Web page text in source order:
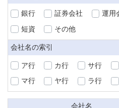
銀行 証券会社 運用
短資 その他
会社名の索引
ア行 カ行 サ行
マ行 ヤ行 ラ行
会社名